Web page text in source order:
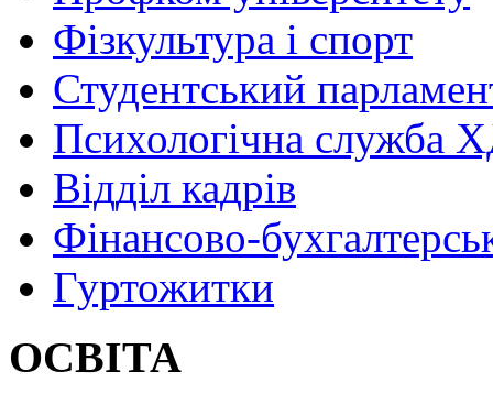
Фізкультура і спорт
Студентський
Психологічна служба
Відділ кадрів
Фінансово-
Гуртожитки
ОСВІТА